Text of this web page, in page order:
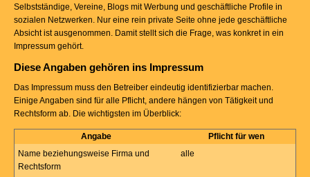
Selbstständige, Vereine, Blogs mit Werbung und geschäftliche Profile in
sozialen Netzwerken. Nur eine rein private Seite ohne jede geschäftliche
Absicht ist ausgenommen. Damit stellt sich die Frage, was konkret in ein
Impressum gehört.
Diese Angaben gehören ins Impressum
Das Impressum muss den Betreiber eindeutig identifizierbar machen.
Einige Angaben sind für alle Pflicht, andere hängen von Tätigkeit und
Rechtsform ab. Die wichtigsten im Überblick:
Angabe
Pflicht für wen
Name beziehungsweise Firma und
Rechtsform
alle